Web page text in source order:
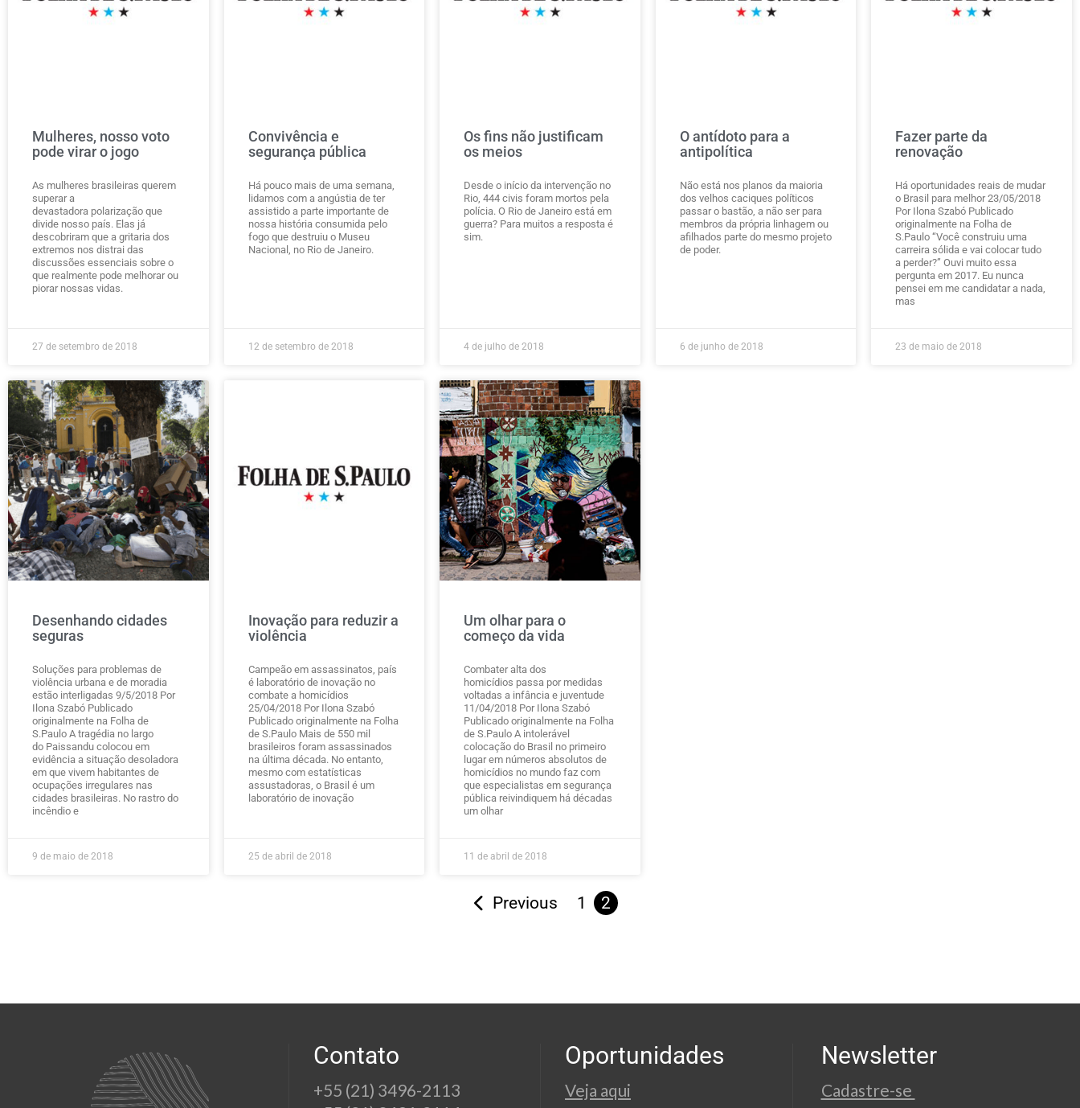
Mulheres, nosso voto
pode virar o jogo
As mulheres brasileiras querem
superar a
devastadora polarização que
divide nosso país. Elas já
descobriram que a gritaria dos
extremos nos distrai das
discussões essenciais sobre o
que realmente pode melhorar ou
piorar nossas vidas.
27 de setembro de 2018
Convivência e
segurança pública
Há pouco mais de uma semana,
lidamos com a angústia de ter
assistido a parte importante de
nossa história consumida pelo
fogo que destruiu o Museu
Nacional, no Rio de Janeiro.
12 de setembro de 2018
Os fins não justificam
os meios
Desde o início da intervenção no
Rio, 444 civis foram mortos pela
polícia. O Rio de Janeiro está em
guerra? Para muitos a resposta é
sim.
4 de julho de 2018
O antídoto para a
antipolítica
Não está nos planos da maioria
dos velhos caciques políticos
passar o bastão, a não ser para
membros da própria linhagem ou
afilhados parte do mesmo projeto
de poder.
6 de junho de 2018
Fazer parte da
renovação
Há oportunidades reais de mudar
o Brasil para melhor 23/05/2018
Por Ilona Szabó Publicado
originalmente na Folha de
S.Paulo “Você construiu uma
carreira sólida e vai colocar tudo
a perder?” Ouvi muito essa
pergunta em 2017. Eu nunca
pensei em me candidatar a nada,
mas
23 de maio de 2018
Desenhando cidades
seguras
Soluções para problemas de
violência urbana e de moradia
estão interligadas 9/5/2018 Por
Ilona Szabó Publicado
originalmente na Folha de
S.Paulo A tragédia no largo
do Paissandu colocou em
evidência a situação desoladora
em que vivem habitantes de
ocupações irregulares nas
cidades brasileiras. No rastro do
incêndio e
9 de maio de 2018
Inovação para reduzir a
violência
Campeão em assassinatos, país
é laboratório de inovação no
combate a homicídios
25/04/2018 Por Ilona Szabó
Publicado originalmente na Folha
de S.Paulo Mais de 550 mil
brasileiros foram assassinados
na última década. No entanto,
mesmo com estatísticas
assustadoras, o Brasil é um
laboratório de inovação
25 de abril de 2018
Um olhar para o
começo da vida
Combater alta dos
homicídios passa por medidas
voltadas a infância e juventude
11/04/2018 Por Ilona Szabó
Publicado originalmente na Folha
de S.Paulo A intolerável
colocação do Brasil no primeiro
lugar em números absolutos de
homicídios no mundo faz com
que especialistas em segurança
pública reivindiquem há décadas
um olhar
11 de abril de 2018
Previous 1 2
Contato
+55 (21) 3496-2113
Oportunidades
Veja aqui
Newsletter
Cadastre-se